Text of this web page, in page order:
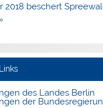
2018 beschert
des Landes Berlin
der